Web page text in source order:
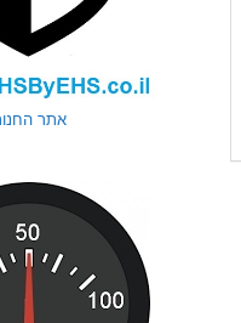
אתר